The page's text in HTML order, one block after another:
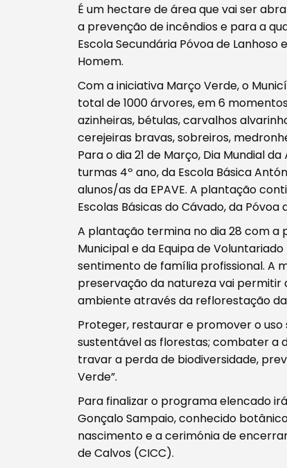
Tipo de conteúdo
Filtros
É um hectare de área que vai ser
a prevenção de incêndios e para a
Escola Secundária Póvoa de
Homem.
Com a iniciativa Março Verde, o
total de 1000 árvores, em 6
azinheiras, bétulas, carvalhos
cerejeiras bravas, sobreiros,
Para o dia 21 de Março, Dia Mundial
turmas 4º ano, da Escola Básica
alunos/as da EPAVE. A plantação
Escolas Básicas do Cávado, da Póvoa
A plantação termina no dia 28 com
Municipal e da Equipa de
sentimento de família profissional. A
preservação da natureza vai
ambiente através da reflorestação
Proteger, restaurar e promover o
sustentável as florestas; combater a
travar a perda de biodiversidade,
Verde”.
Para finalizar o programa elencado
Gonçalo Sampaio, conhecido
nascimento e a cerimónia de
de Calvos (CICC).